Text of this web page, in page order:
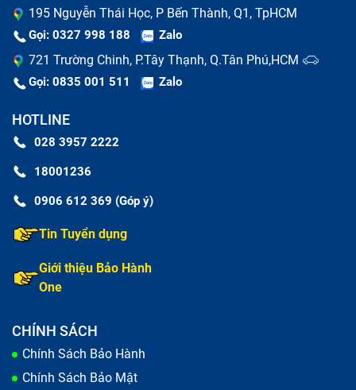
Bị nứt ở góc cạnh, các góc xuất hiện tình trạng bị
bung ra khỏi khung viền.
Nên thay màn hình Xiaomi 11T Pro
chính hãng hay hàng lô?
195 Nguyễn Thái Học, P Bến Thành, Q1, TpHCM
Gọi: 0327 998 188 Zalo
721 Trường Chinh, P.Tây Thạnh, Q.Tân Phú,HCM
Gọi: 0835 001 511 Zalo
HOTLINE
028 3957 2222
18001236
0906 612 369 (Góp ý)
Tin Tuyển dụng
Giới thiệu Bảo Hành
One
CHÍNH SÁCH
Chính Sách Bảo Hành
Chính Sách Bảo Mật